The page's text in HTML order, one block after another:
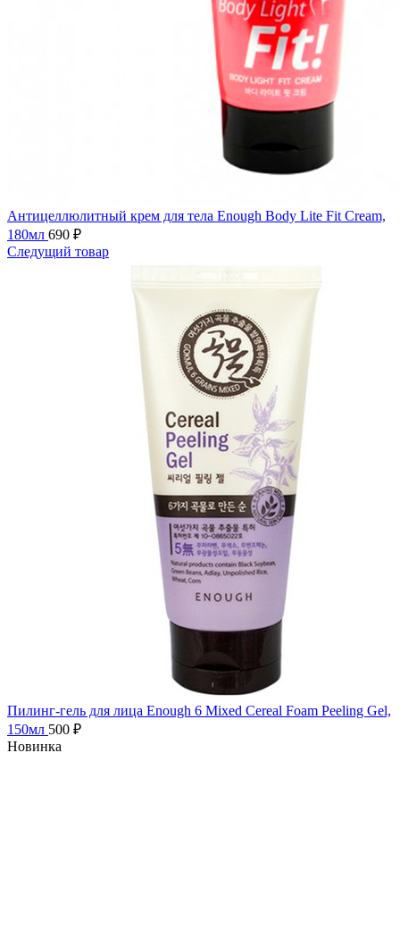
Антицеллюлитный крем для тела Enough Body Lite Fit Cream,
180мл 690 ₽
Следущий товар
Пилинг-гель для лица Enough 6 Mixed Cereal Foam Peeling Gel,
150мл 500 ₽
Новинка